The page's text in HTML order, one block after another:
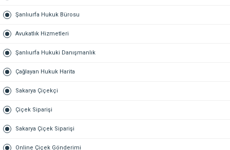
Şanlıurfa Hukuk Bürosu
Avukatlık Hizmetleri
Şanlıurfa Hukuki Danışmanlık
Çağlayan Hukuk Harita
Sakarya Çiçekçi
Çiçek Siparişi
Sakarya Çiçek Siparişi
Online Çiçek Gönderimi